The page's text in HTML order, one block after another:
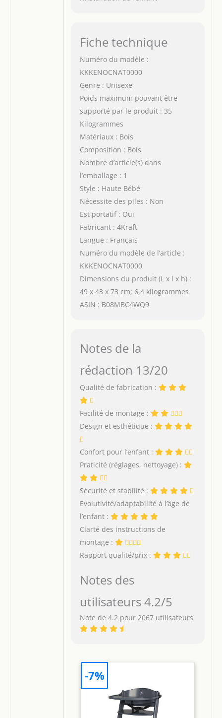
Fiche technique
Numéro du modèle :
KKKENOCNAT0000
Genre : Unisexe
Poids maximum pouvant être
supporté par le produit : 35
Kilogrammes
Matériaux : Bois
Composition : Bois
Nombre d’article(s) dans
l’emballage : 1
Style : Haute Bébé
Nécessite des piles : Non
Est portatif : Oui
Fabricant : 4Kraft
Langue : Français
Numéro du modèle de l’article :
KKKENOCNAT0000
Dimensions du produit (L x l x h) :
49 x 43 x 73 cm; 6,4 kilogrammes
ASIN : B08MBC4WQ9
Notes de la
rédaction 13/20
Qualité de fabrication :
Facilité de montage :
Design et esthétique :
Confort pour l’enfant :
Praticité (réglages, nettoyage) :
Sécurité et stabilité :
Evolutivité/adaptabilité à l’âge de
l’enfant :
Clarté des instructions de
montage :
Rapport qualité/prix :
Notes des
utilisateurs 4.2/5
Note de 4.2 pour 2067 utilisateurs
-7%